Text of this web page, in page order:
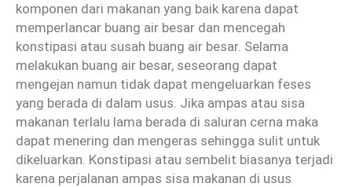
komponen dari makanan yang baik karena dapat
memperlancar buang air besar dan mencegah
konstipasi atau susah buang air besar. Selama
melakukan buang air besar, seseorang dapat
mengejan namun tidak dapat mengeluarkan feses
yang berada di dalam usus. Jika ampas atau sisa
makanan terlalu lama berada di saluran cerna maka
dapat menering dan mengeras sehingga sulit untuk
dikeluarkan. Konstipasi atau sembelit biasanya terjadi
karena perjalanan ampas sisa makanan di usus